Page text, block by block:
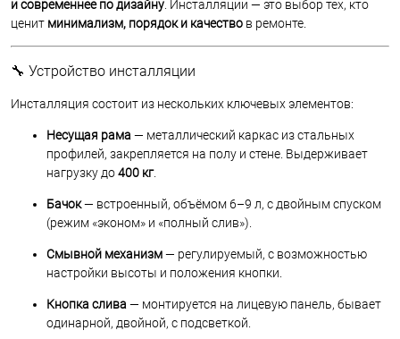
и современнее по дизайну . Инсталляции — это выбор тех, кто
ценит минимализм, порядок и качество в ремонте.
🔧 Устройство инсталляции
Инсталляция состоит из нескольких ключевых элементов:
Несущая рама — металлический каркас из стальных
профилей, закрепляется на полу и стене. Выдерживает
нагрузку до400 кг.
Бачок— встроенный, объёмом 6–9 л, с двойным спуском
(режим «эконом» и «полный слив»).
Смывной механизм— регулируемый, с возможностью
настройки высоты и положения кнопки.
Кнопка слива — монтируется на лицевую панель, бывает
одинарной, двойной, с подсветкой.